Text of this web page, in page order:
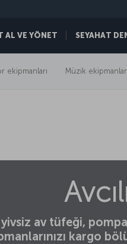
AL VE YÖNET SEYAHAT
ekipmanları Müzik
av tüfeği,
kargo